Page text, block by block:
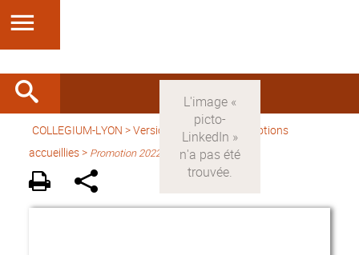
COLLEGIUM-LYON >Version française> Promotions
accueillies > Promotion 2022-2023